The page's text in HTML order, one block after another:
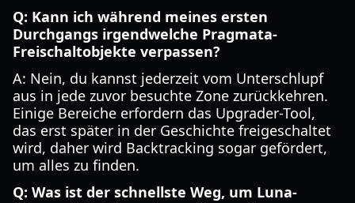
Q: Kann ich während meines ersten
Durchgangs irgendwelche Pragmata-
Freischaltobjekte verpassen?
A: Nein, du kannst jederzeit vom Unterschlupf
aus in jede zuvor besuchte Zone zurückkehren.
Einige Bereiche erfordern das Upgrader-Tool,
das erst später in der Geschichte freigeschaltet
wird, daher wird Backtracking sogar gefördert,
um alles zu finden.
Q: Was ist der schnellste Weg, um Luna-